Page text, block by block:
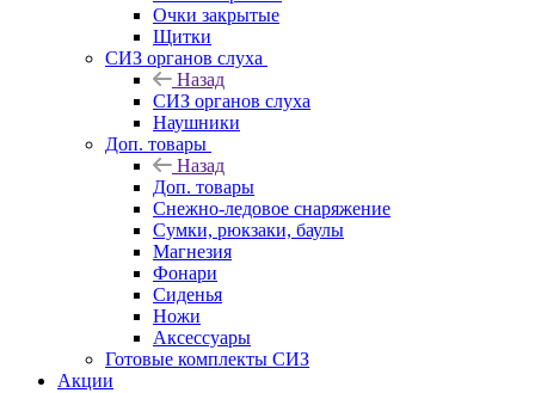
Очки закрытые
Щитки
СИЗ органов слуха
Назад
СИЗ органов слуха
Наушники
Доп. товары
Назад
Доп. товары
Снежно-ледовое снаряжение
Сумки, рюкзаки, баулы
Магнезия
Фонари
Сиденья
Ножи
Аксессуары
Готовые комплекты СИЗ
Акции